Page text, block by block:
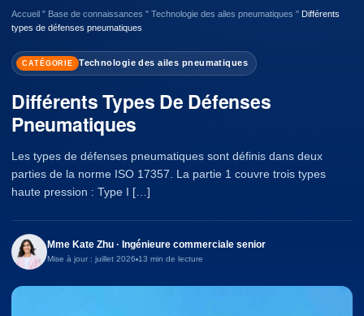
Accueil " Base de connaissances " Technologie des ailes pneumatiques " Différents
types de défenses pneumatiques
CATÉGORIE Technologie des ailes pneumatiques
Différents Types De Défenses
Pneumatiques
Les types de défenses pneumatiques sont définis dans deux
parties de la norme ISO 17357. La partie 1 couvre trois types
haute pression : Type I […]
Mme Kate Zhu · Ingénieure commerciale senior
Mise à jour : juillet 2026 13 min de lecture